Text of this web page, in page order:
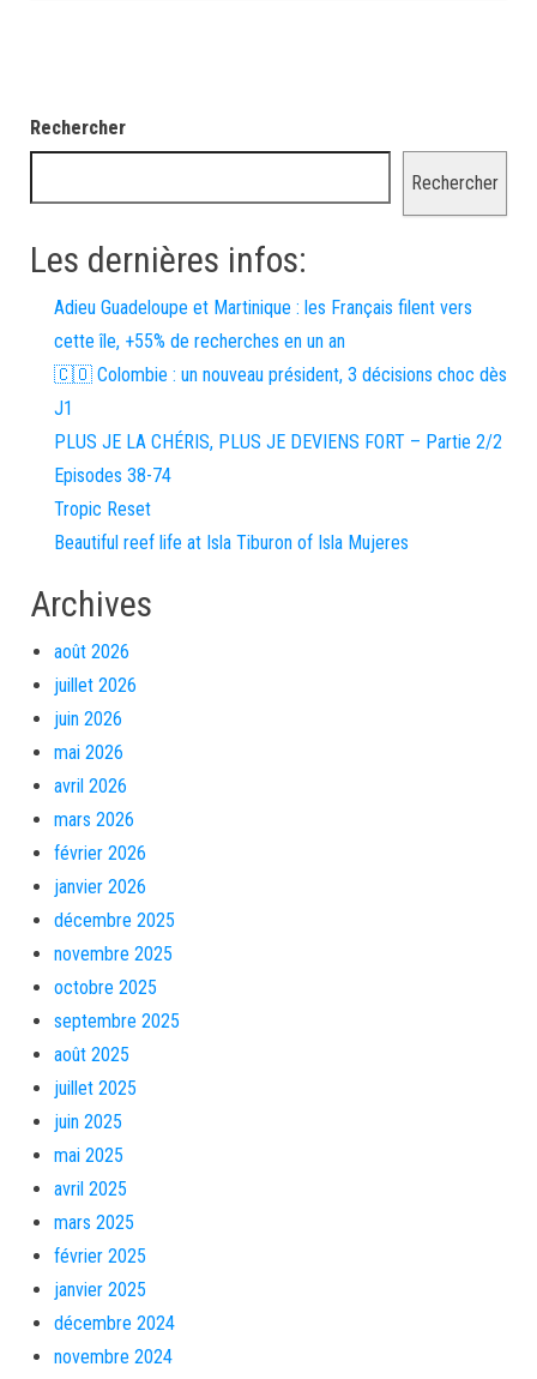
Rechercher
Rechercher
Les dernières infos:
Adieu Guadeloupe et Martinique : les Français filent vers
cette île, +55% de recherches en un an
🇨🇴 Colombie : un nouveau président, 3 décisions choc dès
J1
PLUS JE LA CHÉRIS, PLUS JE DEVIENS FORT – Partie 2/2
Episodes 38-74
Tropic Reset
Beautiful reef life at Isla Tiburon of Isla Mujeres
Archives
août 2026
juillet 2026
juin 2026
mai 2026
avril 2026
mars 2026
février 2026
janvier 2026
décembre 2025
novembre 2025
octobre 2025
septembre 2025
août 2025
juillet 2025
juin 2025
mai 2025
avril 2025
mars 2025
février 2025
janvier 2025
décembre 2024
novembre 2024